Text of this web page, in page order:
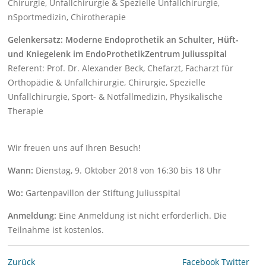
Chirurgie, Unfallchirurgie & Spezielle Unfallchirurgie,
nSportmedizin, Chirotherapie
Gelenkersatz: Moderne Endoprothetik an Schulter, Hüft-
und Kniegelenk im EndoProthetikZentrum Juliusspital
Referent: Prof. Dr. Alexander Beck, Chefarzt, Facharzt für
Orthopädie & Unfallchirurgie, Chirurgie, Spezielle
Unfallchirurgie, Sport- & Notfallmedizin, Physikalische
Therapie
Wir freuen uns auf Ihren Besuch!
Wann: Dienstag, 9. Oktober 2018 von 16:30 bis 18 Uhr
Wo: Gartenpavillon der Stiftung Juliusspital
Anmeldung: Eine Anmeldung ist nicht erforderlich. Die
Teilnahme ist kostenlos.
Zurück Facebook Twitter